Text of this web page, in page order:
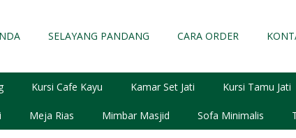
SELAYANG PANDANG CARA ORDER
Kursi Cafe Kayu Kamar Set Jati Kursi Tamu Jati
Meja Rias Mimbar Masjid Sofa Minimalis